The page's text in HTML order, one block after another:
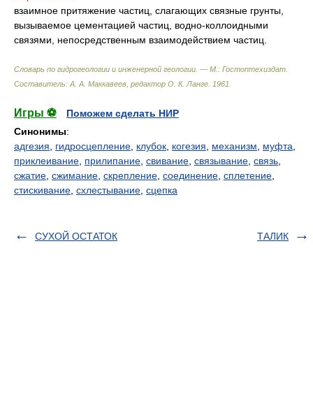
взаимное притяжение частиц, слагающих связные грунты,
вызываемое цементацией частиц, водно-коллоидными
связями, непосредственным взаимодействием частиц.
Словарь по гидрогеологии и инженерной геологии. — М.: Гостоптехиздат
Составитель: А. А. Маккавеев, редактор О. К. Ланге 1961
Игры ⚽
Поможем сделать НИР
Синонимы:
адгезия
гидросцепление клубок когезия механизм муфта
приклеивание прилипание свивание связывание связь
сжатие сжимание скрепление соединение сплетение
стискивание схлестывание сцепка
СУХОЙ ОСТАТОК ТАЛИК